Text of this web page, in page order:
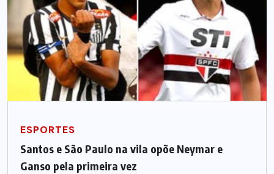
ESPORTES
Santos e São Paulo na vila opõe Neymar e
Ganso pela primeira vez